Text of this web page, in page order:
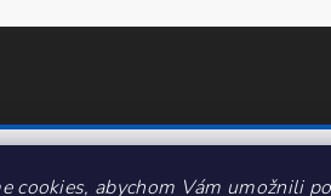
cookies, abychom Vám umožnili